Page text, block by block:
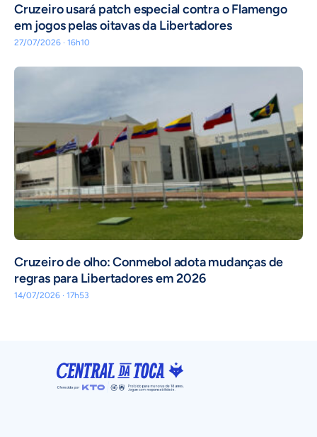
Cruzeiro usará patch especial contra o Flamengo
em jogos pelas oitavas da Libertadores
27/07/2026 · 16h10
Cruzeiro de olho: Conmebol adota mudanças de
regras para Libertadores em 2026
14/07/2026 · 17h53